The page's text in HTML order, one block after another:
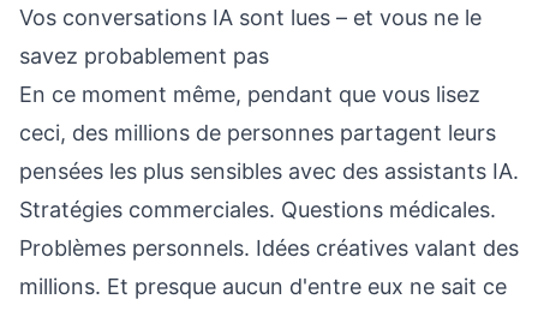
Vos conversations IA sont lues – et vous ne le
savez probablement pas
En ce moment même, pendant que vous lisez
ceci, des millions de personnes partagent leurs
pensées les plus sensibles avec des assistants IA.
Stratégies commerciales. Questions médicales.
Problèmes personnels. Idées créatives valant des
millions. Et presque aucun d'entre eux ne sait ce